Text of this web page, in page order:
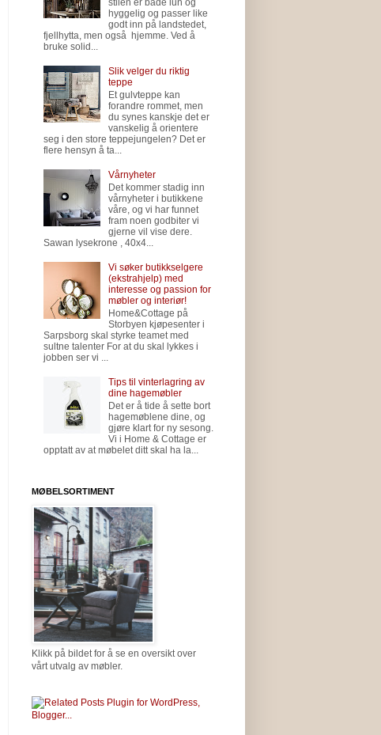
hyggelig og passer like
godt inn på landstedet,
fjellhytta, men også hjemme. Ved å
bruke solid...
Slik velger du riktig
teppe
Et gulvteppe kan
forandre rommet, men
du synes kanskje det er
vanskelig å orientere
seg i den store teppejungelen? Det er
flere hensyn å ta...
Vårnyheter
Det kommer stadig inn
vårnyheter i butikkene
våre, og vi har funnet
fram noen godbiter vi
gjerne vil vise dere.
Sawan lysekrone , 40x4...
Vi søker butikkselgere
(ekstrahjelp) med
interesse og passion for
møbler og interiør!
Home&Cottage på
Storbyen kjøpesenter i
Sarpsborg skal styrke teamet med
sultne talenter For at du skal lykkes i
jobben ser vi ...
Tips til vinterlagring av
dine hagemøbler
Det er å tide å sette bort
hagemøblene dine, og
gjøre klart for ny sesong.
Vi i Home & Cottage er
opptatt av at møbelet ditt skal ha la...
MØBELSORTIMENT
Klikk på bildet for å se en oversikt over
vårt utvalg av møbler.